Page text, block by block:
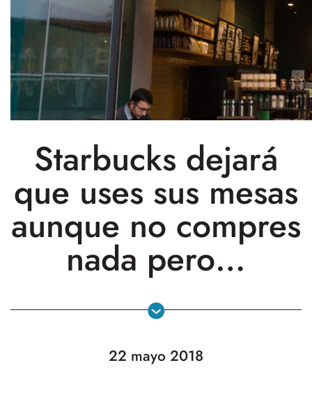
Starbucks dejará
que uses sus mesas
aunque no compres
nada pero…
22 mayo 2018